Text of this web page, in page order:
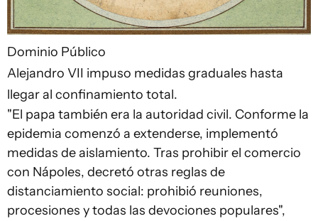
Dominio Público
Alejandro VII impuso medidas graduales hasta
llegar al confinamiento total.
"El papa también era la autoridad civil. Conforme la
epidemia comenzó a extenderse, implementó
medidas de aislamiento. Tras prohibir el comercio
con Nápoles, decretó otras reglas de
distanciamiento social: prohibió reuniones,
procesiones y todas las devociones populares",